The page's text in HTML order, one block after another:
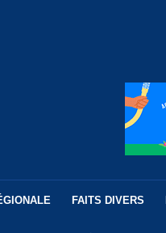
FAITS DIVERS